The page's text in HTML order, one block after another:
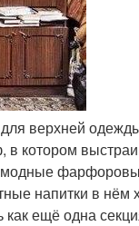
верхней
в котором
напитки в нём
как ещё одна